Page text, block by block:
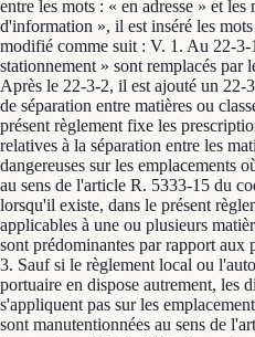
entre les mots : « en adresse » et
d'information », il est inséré les
modifié comme suit : V. 1. Au 22-3-
stationnement » sont remplacés par
Après le 22-3-2, il est ajouté un 22-
de séparation entre matières ou
présent règlement fixe les
relatives à la séparation entre les
dangereuses sur les emplacements
au sens de l'article R. 5333-15 du
lorsqu'il existe, dans le présent
applicables à une ou plusieurs
sont prédominantes par rapport aux
3. Sauf si le règlement local ou
portuaire en dispose autrement, les
s'appliquent pas sur les
sont manutentionnées au sens de